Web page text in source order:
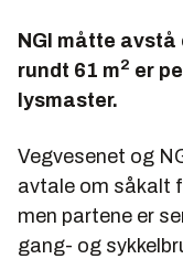
NGI måtte avstå
rundt 61 m2 er
lysmaster.
Vegvesenet og
avtale om såkalt
men partene er
gang- og